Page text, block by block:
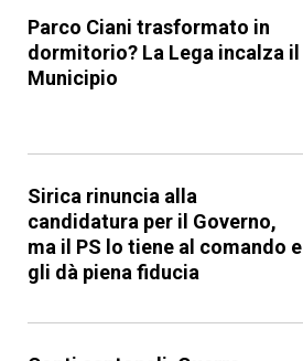
Parco Ciani trasformato in
dormitorio? La Lega incalza il
Municipio
Sirica rinuncia alla
candidatura per il Governo,
ma il PS lo tiene al comando e
gli dà piena fiducia